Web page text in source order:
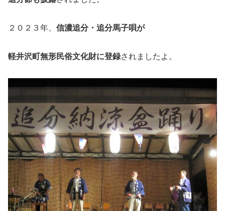
２０２３年、 信濃追分・追分馬子唄が
軽井沢町無形民俗文化財に登録されましたよ。